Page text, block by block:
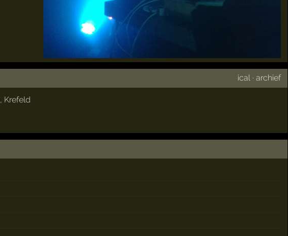
ical ·archief
, Krefeld